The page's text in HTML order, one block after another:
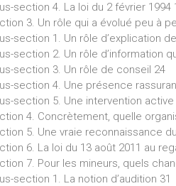
section 4. La loi du 2 février 1994
3. Un rôle qui a évolué peu à
section 1. Un rôle d’explication
section 2. Un rôle d’information
section 3. Un rôle de conseil 24
section 4. Une présence
section 5. Une intervention active
4. Concrètement, quelle
5. Une vraie reconnaissance
6. La loi du 13 août 2011 au
7. Pour les mineurs, quels
section 1. La notion d’audition 31